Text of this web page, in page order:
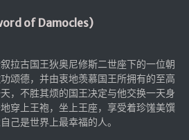
of Damocles)
拉古国王狄奥尼修斯二世座下的一位朝
颂德，并由衷地羡慕国王所拥有的至高
，不胜其烦的国王决定与他交换一天身
穿上王袍，坐上王座，享受着珍馐美馔
己是世界上最幸福的人。